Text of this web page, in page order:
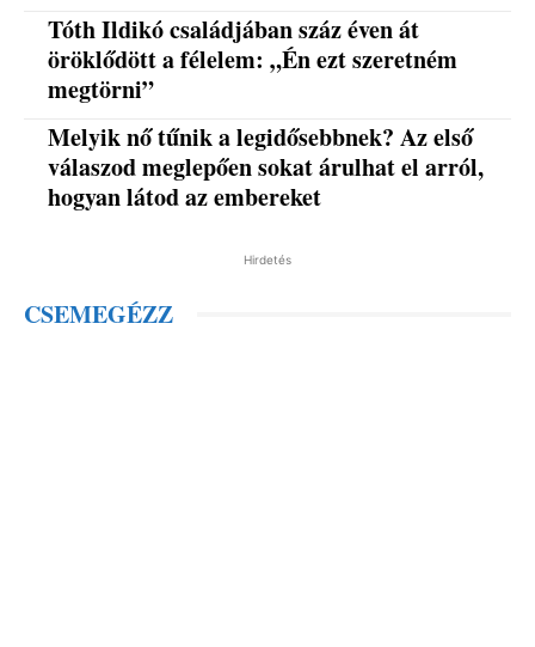
Tóth Ildikó családjában száz éven át
öröklődött a félelem: „Én ezt szeretném
megtörni”
Melyik nő tűnik a legidősebbnek? Az első
válaszod meglepően sokat árulhat el arról,
hogyan látod az embereket
Hirdetés
CSEMEGÉZZ